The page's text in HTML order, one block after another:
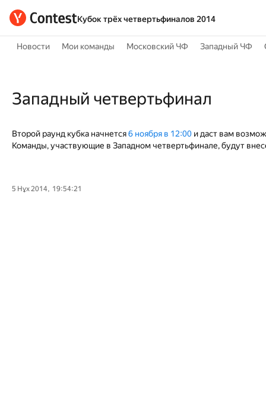
Кубок трёх четвертьфиналов 2014
Новости Мои команды Московский ЧФ Западный ЧФ
Западный четвертьфинал
Второй раунд кубка начнется6 ноября в 12:00 и даст вам
Команды, участвующие в Западном четвертьфинале, будут
5 Нұх 2014, 19:54:21